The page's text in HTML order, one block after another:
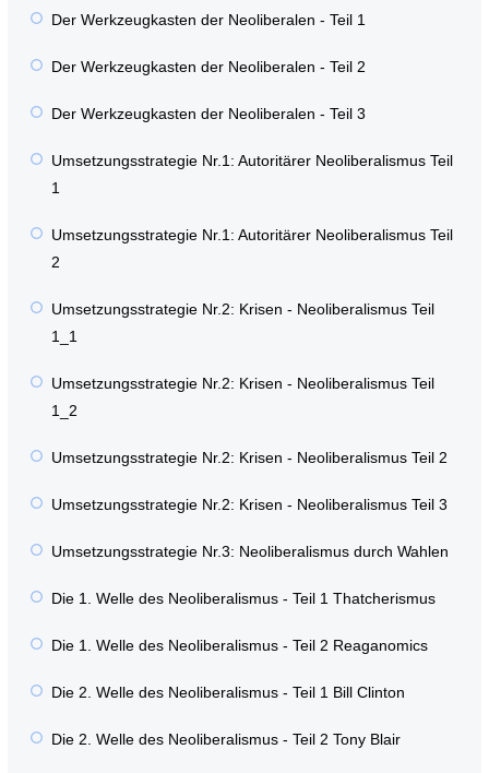
Der Werkzeugkasten der Neoliberalen - Teil 1
Der Werkzeugkasten der Neoliberalen - Teil 2
Der Werkzeugkasten der Neoliberalen - Teil 3
Umsetzungsstrategie Nr.1: Autoritärer Neoliberalismus Teil
1
Umsetzungsstrategie Nr.1: Autoritärer Neoliberalismus Teil
2
Umsetzungsstrategie Nr.2: Krisen - Neoliberalismus Teil
1_1
Umsetzungsstrategie Nr.2: Krisen - Neoliberalismus Teil
1_2
Umsetzungsstrategie Nr.2: Krisen - Neoliberalismus Teil 2
Umsetzungsstrategie Nr.2: Krisen - Neoliberalismus Teil 3
Umsetzungsstrategie Nr.3: Neoliberalismus durch Wahlen
Die 1. Welle des Neoliberalismus - Teil 1 Thatcherismus
Die 1. Welle des Neoliberalismus - Teil 2 Reaganomics
Die 2. Welle des Neoliberalismus - Teil 1 Bill Clinton
Die 2. Welle des Neoliberalismus - Teil 2 Tony Blair